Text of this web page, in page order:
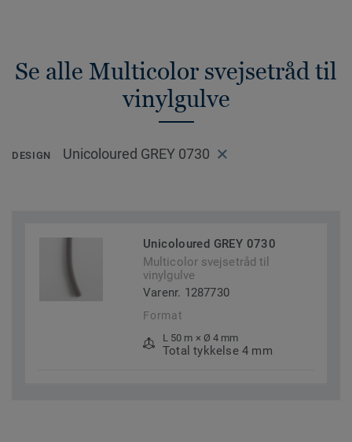
Se alle Multicolor svejsetråd til
vinylgulve
DESIGN Unicoloured GREY 0730
Unicoloured GREY 0730
Multicolor svejsetråd til
vinylgulve
Varenr. 1287730
Format
L 50 m × Ø 4 mm
Total tykkelse 4 mm